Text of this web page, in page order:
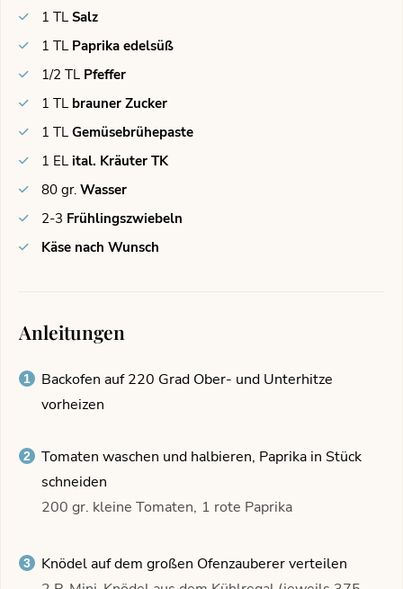
1 TL Salz
1 TL Paprika edelsüß
1/2 TL Pfeffer
1 TL brauner Zucker
1 TL Gemüsebrühepaste
1 EL ital. Kräuter TK
80 gr. Wasser
2-3 Frühlingszwiebeln
Käse nach Wunsch
Anleitungen
Backofen auf 220 Grad Ober- und Unterhitze
vorheizen
Tomaten waschen und halbieren, Paprika in Stück
schneiden
200 gr. kleine Tomaten, 1 rote Paprika
Knödel auf dem großen Ofenzauberer verteilen